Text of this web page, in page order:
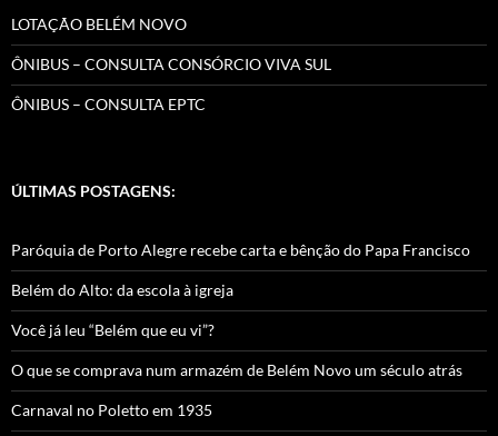
LOTAÇÃO BELÉM NOVO
ÔNIBUS – CONSULTA CONSÓRCIO VIVA SUL
ÔNIBUS – CONSULTA EPTC
ÚLTIMAS POSTAGENS:
Paróquia de Porto Alegre recebe carta e bênção do Papa Francisco
Belém do Alto: da escola à igreja
Você já leu “Belém que eu vi”?
O que se comprava num armazém de Belém Novo um século atrás
Carnaval no Poletto em 1935